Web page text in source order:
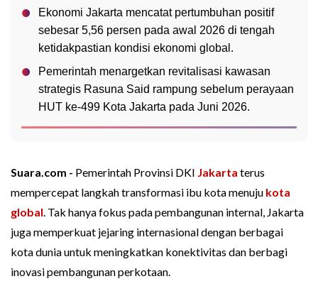
Ekonomi Jakarta mencatat pertumbuhan positif
sebesar 5,56 persen pada awal 2026 di tengah
ketidakpastian kondisi ekonomi global.
Pemerintah menargetkan revitalisasi kawasan
strategis Rasuna Said rampung sebelum perayaan
HUT ke-499 Kota Jakarta pada Juni 2026.
Suara.com - Pemerintah Provinsi DKI Jakarta terus
mempercepat langkah transformasi ibu kota menuju kota
global. Tak hanya fokus pada pembangunan internal, Jakarta
juga memperkuat jejaring internasional dengan berbagai
kota dunia untuk meningkatkan konektivitas dan berbagi
inovasi pembangunan perkotaan.